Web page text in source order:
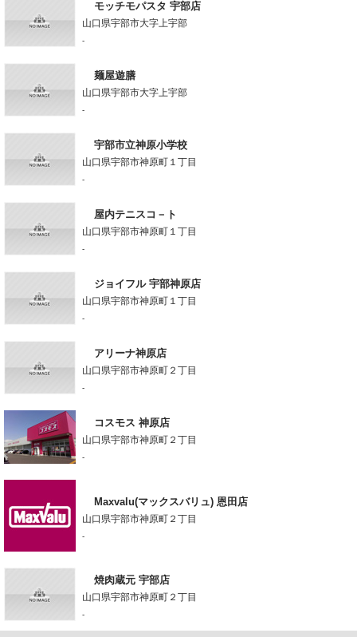
モッチモパスタ 宇部店
山口県宇部市大字上宇部
-
麺屋遊膳
山口県宇部市大字上宇部
-
宇部市立神原小学校
山口県宇部市神原町１丁目
-
屋内テニスコ－ト
山口県宇部市神原町１丁目
-
ジョイフル 宇部神原店
山口県宇部市神原町１丁目
-
アリーナ神原店
山口県宇部市神原町２丁目
-
コスモス 神原店
山口県宇部市神原町２丁目
-
Maxvalu(マックスバリュ) 恩田店
山口県宇部市神原町２丁目
-
焼肉蔵元 宇部店
山口県宇部市神原町２丁目
-